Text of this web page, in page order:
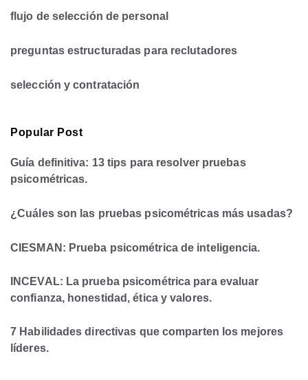
flujo de selección de personal
preguntas estructuradas para reclutadores
selección y contratación
Popular Post
Guía definitiva: 13 tips para resolver pruebas
psicométricas.
¿Cuáles son las pruebas psicométricas más usadas?
CIESMAN: Prueba psicométrica de inteligencia.
INCEVAL: La prueba psicométrica para evaluar
confianza, honestidad, ética y valores.
7 Habilidades directivas que comparten los mejores
líderes.